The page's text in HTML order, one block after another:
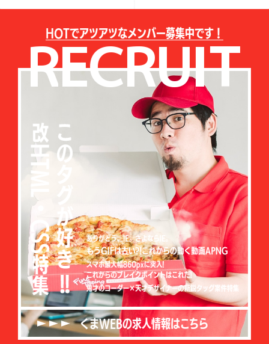
H OTでアツアツなメンバー募集中です！
RECRUIT
くまWEBの求人情報はこちら